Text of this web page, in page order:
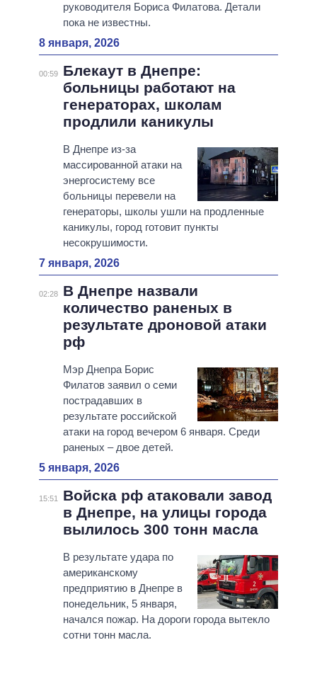
руководителя Бориса Филатова. Детали
пока не известны.
8 января, 2026
00:59
Блекаут в Днепре:
больницы работают на
генераторах, школам
продлили каникулы
В Днепре из-за
массированной атаки на
энергосистему все
больницы перевели на
генераторы, школы ушли на продленные
каникулы, город готовит пункты
несокрушимости.
7 января, 2026
02:28
В Днепре назвали
количество раненых в
результате дроновой атаки
рф
Мэр Днепра Борис
Филатов заявил о семи
пострадавших в
результате российской
атаки на город вечером 6 января. Среди
раненых – двое детей.
5 января, 2026
15:51
Войска рф атаковали завод
в Днепре, на улицы города
вылилось 300 тонн масла
В результате удара по
американскому
предприятию в Днепре в
понедельник, 5 января,
начался пожар. На дороги города вытекло
сотни тонн масла.